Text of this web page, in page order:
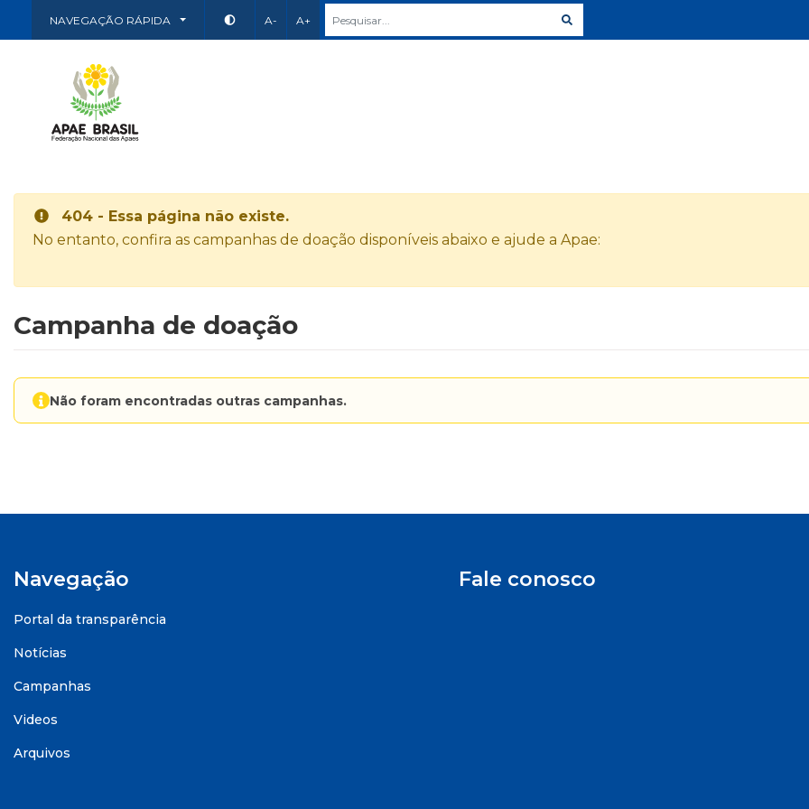
NAVEGAÇÃO RÁPIDA A- A+
404 - Essa página não existe.
No entanto, confira as campanhas de doação disponíveis abaixo e ajude a Apae:
Campanha de doação
Não foram encontradas outras campanhas.
Navegação
Portal da transparência
Notícias
Campanhas
Videos
Arquivos
Fale conosco